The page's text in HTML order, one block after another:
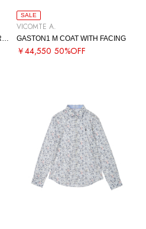
SALE
VICOMTE A.
GASTON1 M COAT WITH FACING
￥44,550 50%OFF